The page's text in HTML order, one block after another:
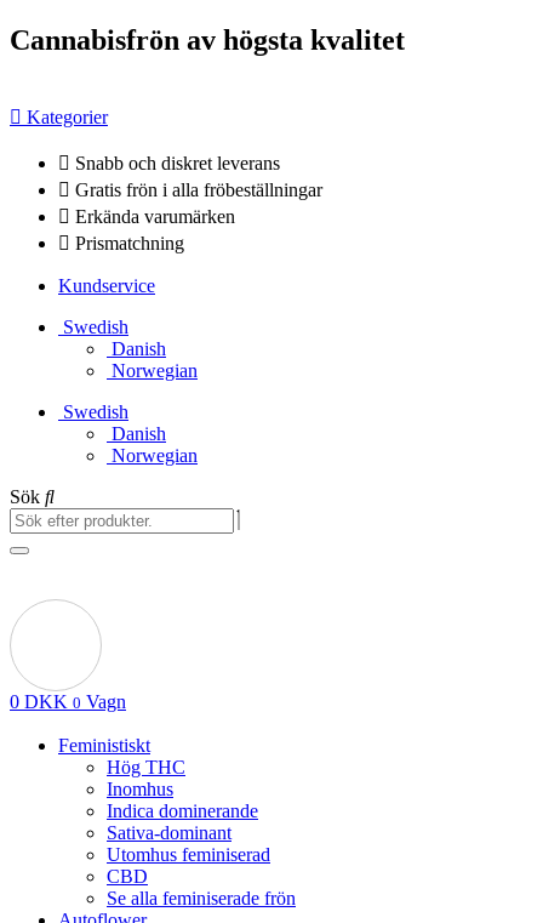
Hoppa
till
Cannabisfrön av högsta kvalitet
Kategorier
Snabb och diskret leverans
Gratis frön i alla fröbeställningar
Erkända varumärken
Prismatchning
Kundservice
Swedish
Danish
Norwegian
Swedish
Danish
Norwegian
Sök
0 DKK 0 Vagn
Feministiskt
Hög THC
Inomhus
Indica dominerande
Sativa-dominant
Utomhus feminiserad
CBD
Se alla feminiserade frön